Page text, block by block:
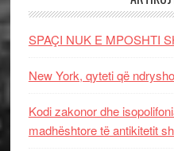
SPAÇI NUK E MPOSHTI
New York, qyteti që
Kodi zakonor dhe
madhështore të antikitetit